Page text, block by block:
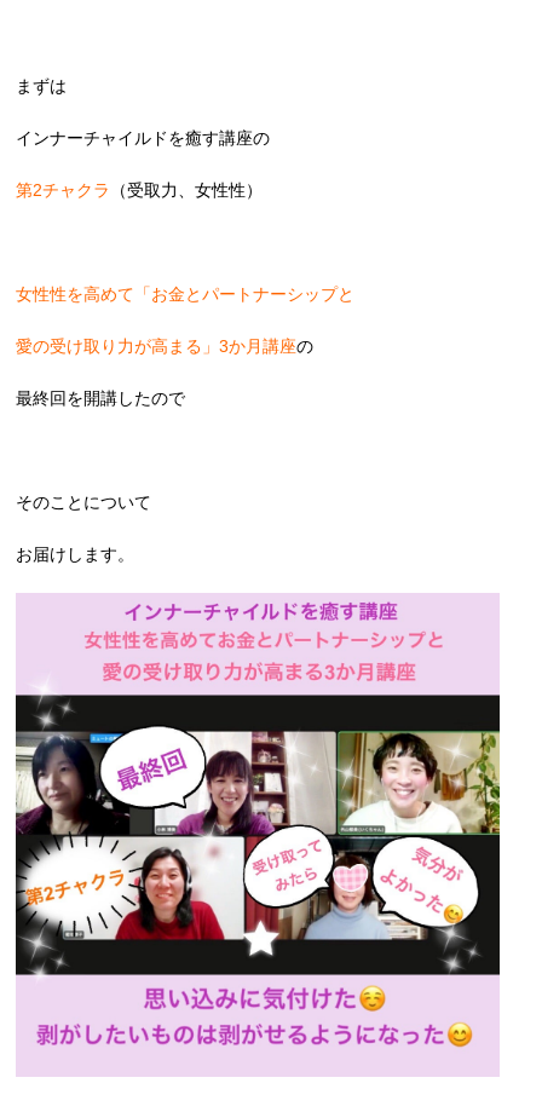
まずは
インナーチャイルドを癒す講座の
第2チャクラ （受取力、女性性）
女性性を高めて「お金とパートナーシップと
愛の受け取り力が高まる」3か月講座の
最終回を開講したので
そのことについて
お届けします。